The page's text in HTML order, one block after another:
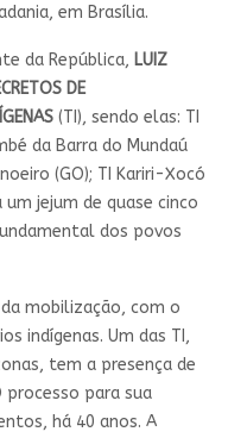
em Brasília.
da República, LUIZ
DE
(TI), sendo elas: TI
da Barra do Mundaú
(GO); TI Kariri-Xocó
um jejum de quase cinco
dos povos
mobilização, com o
indígenas. Um das TI,
tem a presença de
para sua
há 40 anos. A